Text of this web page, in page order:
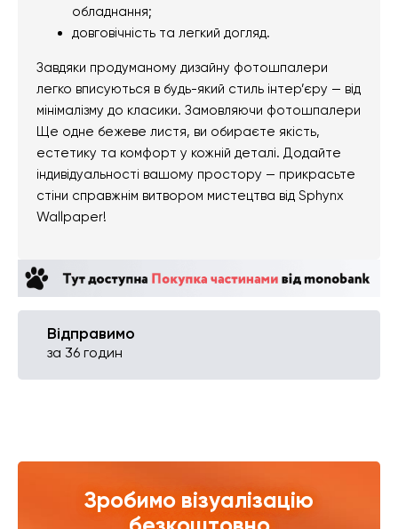
обладнання;
довговічність та легкий догляд.
Завдяки продуманому дизайну фотошпалери
легко вписуються в будь-який стиль інтер’єру — від
мінімалізму до класики. Замовляючи фотошпалери
Ще одне бежеве листя, ви обираєте якість,
естетику та комфорт у кожній деталі. Додайте
індивідуальності вашому простору — прикрасьте
стіни справжнім витвором мистецтва від Sphynx
Wallpaper!
Відправимо
за 36 годин
Зробимо візуалізацію